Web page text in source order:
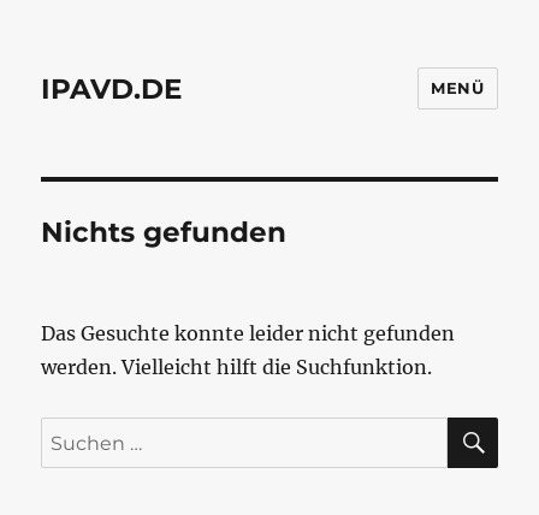
IPAVD.DE MENÜ
Nichts gefunden
Das Gesuchte konnte leider nicht gefunden
werden. Vielleicht hilft die Suchfunktion.
Suchen
nach: